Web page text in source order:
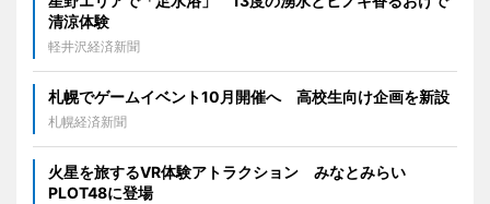
清涼体験
軽井沢経済新聞
札幌でゲームイベント10月開催へ 高校生向け企画を新設
札幌経済新聞
火星を旅するVR体験アトラクション みなとみらい
PLOT48に登場